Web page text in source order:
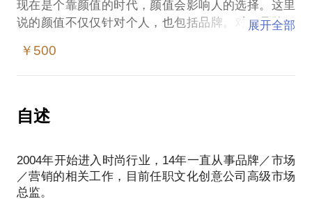
我们可以谈谈关于营销创意的源头，营销内容的制作
流程，以及传播的规划等等. 希望有机会可以跟大家
现在是个靠颜值的时代，颜值会影响人的选择。这里
说的颜值不仅仅针对个人，也包括品牌。对于品牌而
就是一次品牌的颜值塑造过程，你想学会吗？
对于广告大片的拍摄流程和控制重点不清晰；
看到一大堆摄影专业器材的报价，是不是一脸懵逼？
我从2008年开始跟拍各种广告大片，大的制作300万
＋，小的制作1-2万也有，亲自做过摄影师／创意策划
展开全部
￥500
自述
2004年开始进入时尚行业，14年一直从事品牌／市场
／营销的相关工作，目前任职文化创意公司高级市场
总监。